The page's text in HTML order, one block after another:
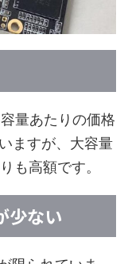
量あたりの価格
ますが、大容量
も高額です。
少ない